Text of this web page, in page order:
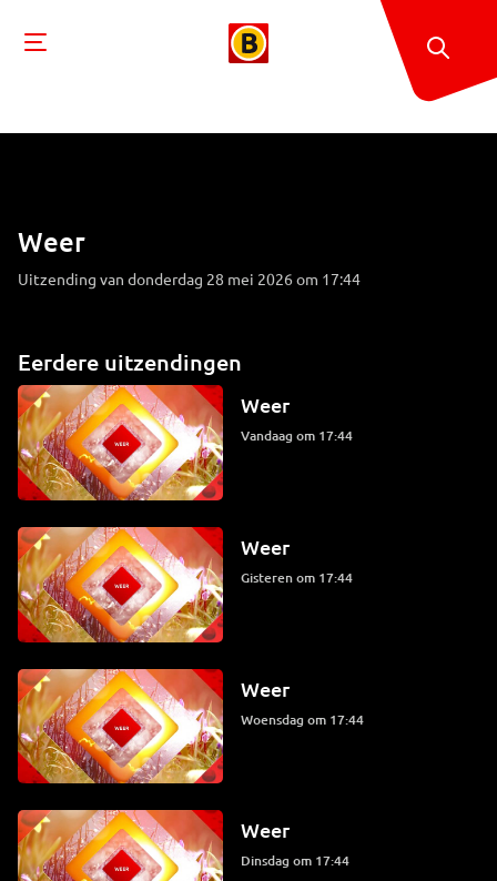
Weer
Uitzending van donderdag 28 mei 2026 om 17:44
Eerdere uitzendingen
Weer
Vandaag om 17:44
Weer
Gisteren om 17:44
Weer
woensdag om 17:44
Weer
dinsdag om 17:44